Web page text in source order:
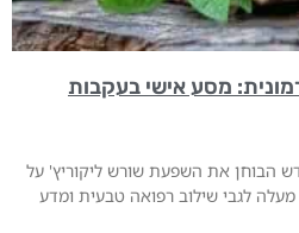
מסע אישי בעקבות
הבוחן את השפעת שורש ליקוריץ' על
לגבי שילוב רפואה טבעית ומדע